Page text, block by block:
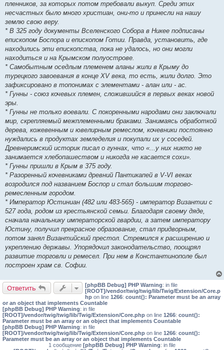
пленников, за которых потом требовали выкуп. Среди этих
несчастных было много христиан, они-то и принесли на нашу
землю свою веру.
* В 325 году документы Вселенского Собора в Никее подписаны
епископом Боспора и епископом Готии. Правда, установить, где
находились эти епископства, пока не удалось, но они могли
находиться и на Крымском полуострове.
* Самобытным оседлым племенем аланы жили в Крыму до
турецкого завоевания в конце XV века, то есть, жили долго. Это
зафиксировано в топонимах с элементами - алан или - ас.
* Гунны - союз кочевых племен, сложившийся в первых веках новой
эры.
* Гунны не только воевали. С покоренными народами они заключали
мир, скрепляемый межплеменными браками. Занимаясь обработкой
дерева, кожевенным и ювелирным ремеслом, кочевники постоянно
нуждались в продуктах земледелия и покупали их у соседей.
Древнеримский историк писал о гуннах, что «...у них никто не
занимается хлебопашеством и никогда не касается сохи».
* Гунны пришли в Крым в 375 году.
* Разоренный кочевниками древний Пантикапей в V-VI веках
возродился под названием Боспор и стал большим торгово-
ремесленным городом.
* Император Юстиниан (482 или 483-565) - император Византии с
527 года, родом из крестьянской семьи. Благодаря своему дяде,
сначала начальнику императорской гвардии, а затем императору
Юстину, получил прекрасное образование, стал придворным,
потом занял Византийский престол. Стремился к расширению и
укреплению державы. Упорядочил законодательство, поощрял
развитие торговли и ремесел. При нем в Константинополе был
построен храм св. Софии.
Ответить [phpBB Debug] PHP Warning: in file
[ROOT]/vendor/twig/twig/lib/Twig/Extension/Core.p
hp on line 1266: count(): Parameter must be an array
or an object that implements Countable
[phpBB Debug] PHP Warning: in file
[ROOT]/vendor/twig/twig/lib/Twig/Extension/Core.php on line 1266: count():
Parameter must be an array or an object that implements Countable
[phpBB Debug] PHP Warning: in file
[ROOT]/vendor/twig/twig/lib/Twig/Extension/Core.php on line 1266: count():
Parameter must be an array or an object that implements Countable
1 сообщение [phpBB Debug] PHP Warning: in file